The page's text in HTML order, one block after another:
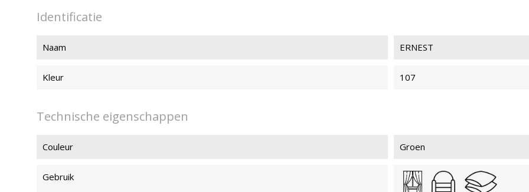
Identificatie
Naam ERNEST
Kleur 107
Technische eigenschappen
Couleur Groen
Gebruik